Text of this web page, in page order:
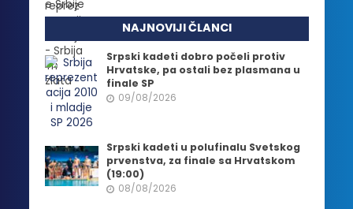
NAJNOVIJI ČLANCI
Srpski kadeti dobro počeli protiv
Hrvatske, pa ostali bez plasmana u
finale SP
09/08/2026
Srpski kadeti u polufinalu Svetskog
prvenstva, za finale sa Hrvatskom
(19:00)
08/08/2026